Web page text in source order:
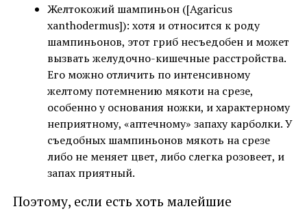
Желтокожий шампиньон ([Agaricus
xanthodermus]): хотя и относится к роду
шампиньонов, этот гриб несъедобен и может
вызвать желудочно-кишечные расстройства.
Его можно отличить по интенсивному
желтому потемнению мякоти на срезе,
особенно у основания ножки, и характерному
неприятному, «аптечному» запаху карболки. У
съедобных шампиньонов мякоть на срезе
либо не меняет цвет, либо слегка розовеет, и
запах приятный.
Поэтому, если есть хоть малейшие